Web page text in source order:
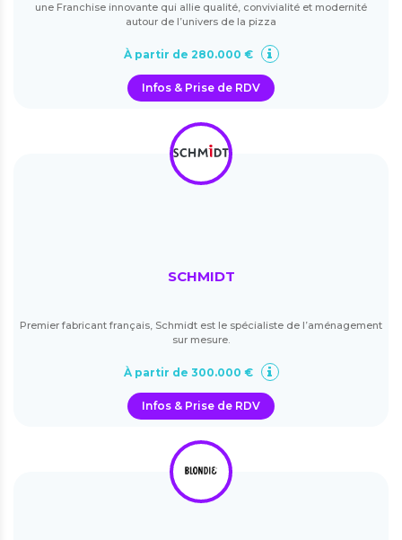
une Franchise innovante qui allie qualité, convivialité et modernité
autour de l’univers de la pizza
À partir de 280.000 €
Infos & Prise de RDV
SCHMIDT
Premier fabricant français, Schmidt est le spécialiste de l’aménagement
sur mesure.
À partir de 300.000 €
Infos & Prise de RDV